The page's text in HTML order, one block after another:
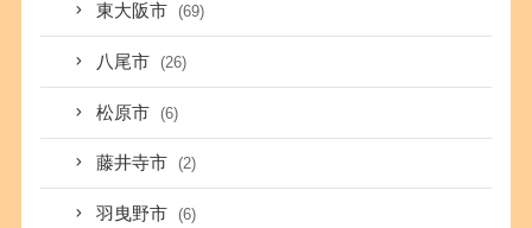
東大阪市 (69)
八尾市 (26)
松原市 (6)
藤井寺市 (2)
羽曳野市 (6)